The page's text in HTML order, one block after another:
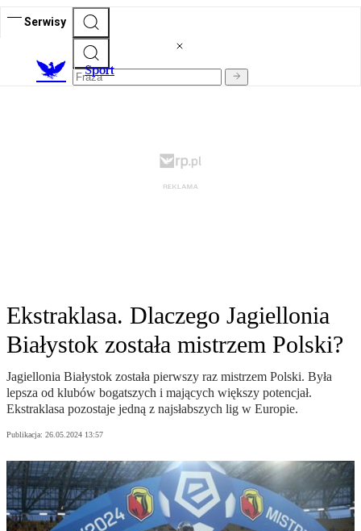
Serwisy
Sport
Ekstraklasa. Dlaczego Jagiellonia
Białystok została mistrzem Polski?
Jagiellonia Białystok została pierwszy raz mistrzem Polski. Była
lepsza od klubów bogatszych i mających większy potencjał.
Ekstraklasa pozostaje jedną z najsłabszych lig w Europie.
Publikacja: 26.05.2024 13:57